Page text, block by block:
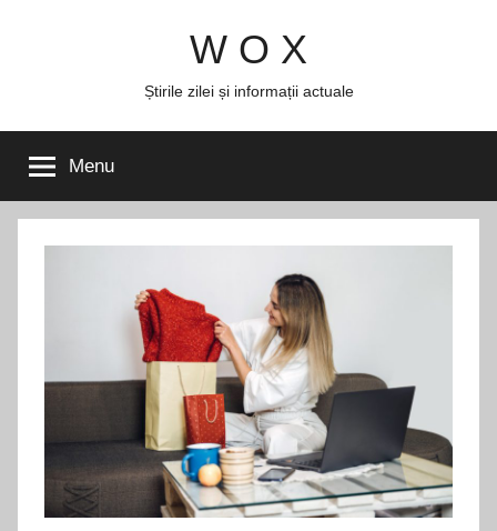
W O X
Știrile zilei și informații actuale
Menu